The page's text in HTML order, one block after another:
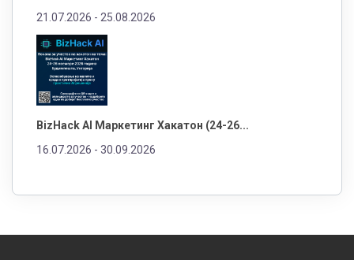
21.07.2026 - 25.08.2026
BizHack AI Маркетинг Хакатон (24-26...
16.07.2026 - 30.09.2026